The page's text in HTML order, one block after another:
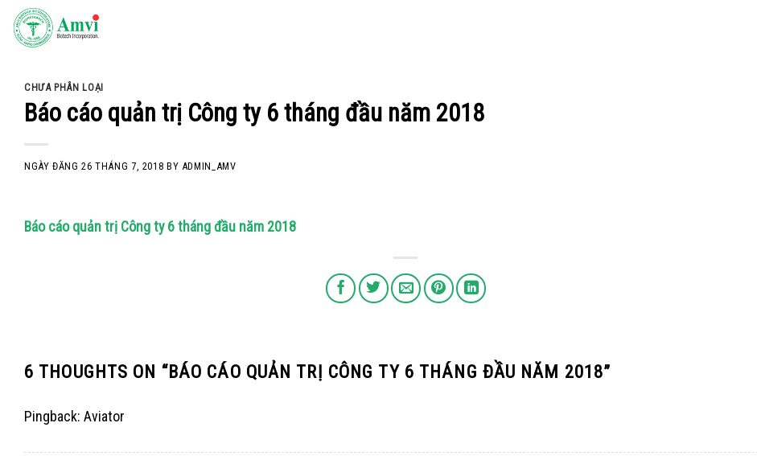
Skip
CHƯA PHÂN LOẠI
Báo cáo quản trị Công ty 6 tháng đầu năm 2018
NGÀY ĐĂNG26 THÁNG 7, 2018 BY ADMIN_AMV
Báo cáo quản trị Công ty 6 tháng đầu năm 2018
6 THOUGHTS ON “BÁO CÁO QUẢN TRỊ CÔNG TY 6 THÁNG ĐẦU NĂM 2018”
Pingback: Aviator